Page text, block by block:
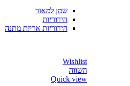
שמן למאור
הידוריות
הידוריות אריזת מתנה
Wishlist
השווה
Quick view